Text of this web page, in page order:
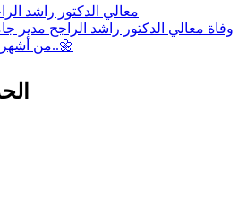
معالي الدكتور راشد
وفاة معالي الدكتور راشد الراجح مدير
🌼من أشهر علماء الشناقطة..🌼